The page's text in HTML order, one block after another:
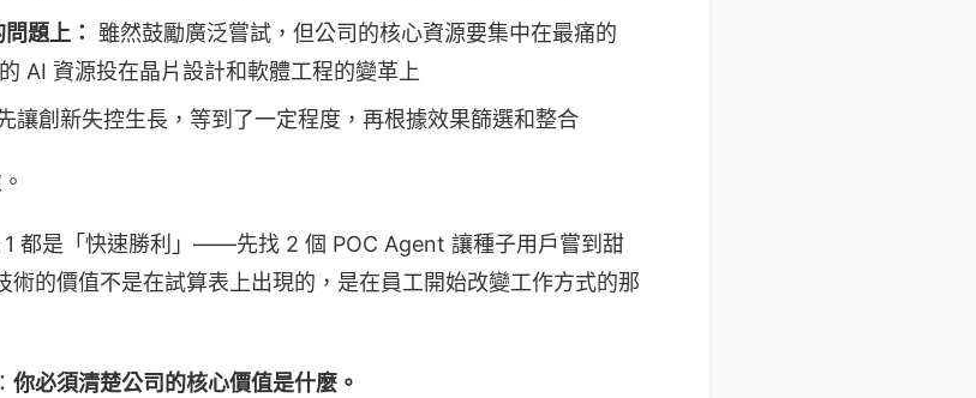
題上： 雖然鼓勵廣泛嘗試，但公司的核心資源要集中在最痛的
AI 資源投在晶片設計和軟體工程的變革上
讓創新失控生長，等到了一定程度，再根據效果篩選和整合
1 都是「快速勝利」——先找 2 個 POC Agent 讓種子用戶嘗到甜
術的價值不是在試算表上出現的，是在員工開始改變工作方式的那
你必須清楚公司的核心價值是什麼。